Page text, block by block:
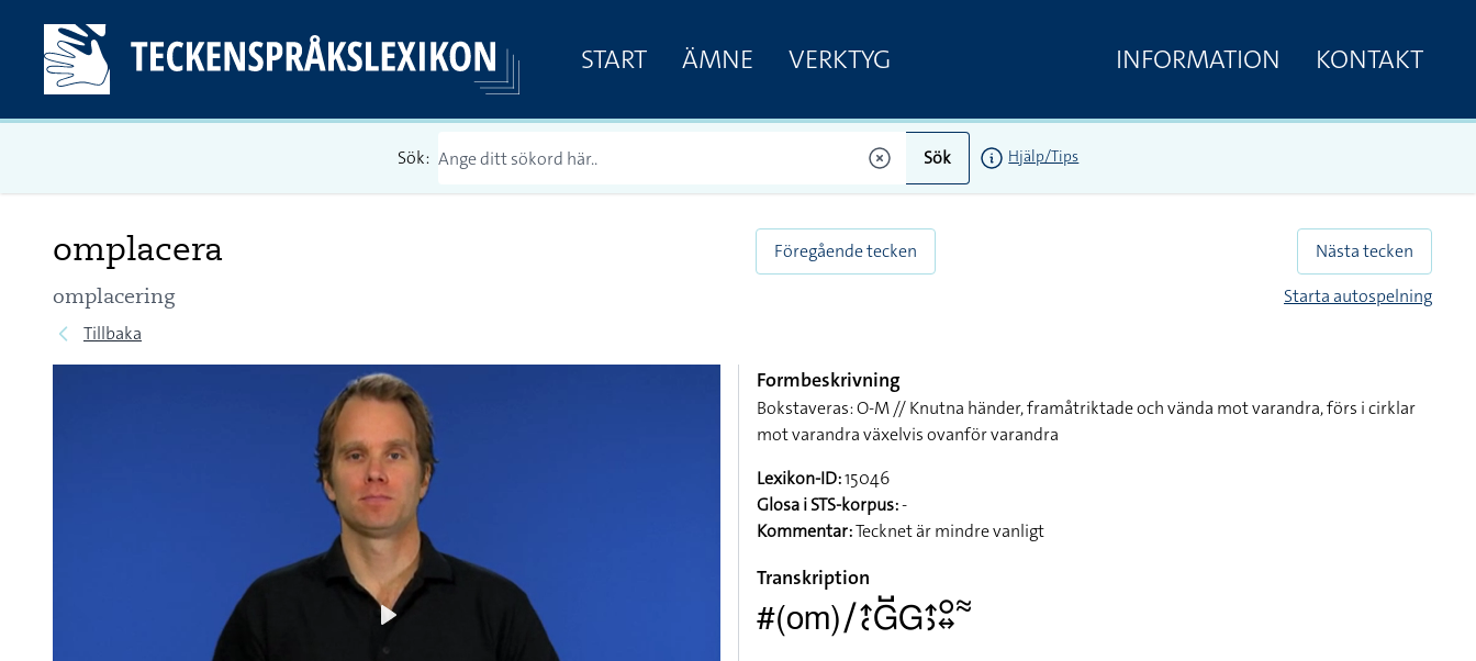
START ÄMNE VERKTYG INFORMATION KONTAKT
Sök: Sök Hjälp/Tips
omplacera
omplacering
Tillbaka
Föregående tecken
Nästa tecken
Starta autospelning
Formbeskrivning
Bokstaveras: O-M // Knutna händer, framåtriktade och vända mot varandra, förs i cirklar
mot varandra växelvis ovanför varandra
Lexikon-ID:15046
Glosa i STS-korpus:-
Kommentar:Tecknet är mindre vanligt
Transkription
#(om)􌥠􌤴􌥗􌤦􌤹􌤦􌤴􌤶􌥰􌦉􌦇